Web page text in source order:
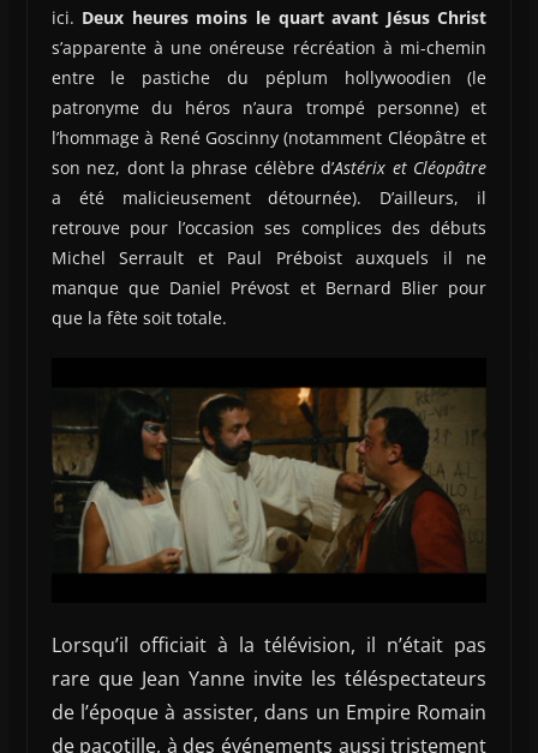
ici. Deux heures moins le quart avant Jésus Christ
s’apparente à une onéreuse récréation à mi-chemin
entre le pastiche du péplum hollywoodien (le
patronyme du héros n’aura trompé personne) et
l’hommage à René Goscinny (notamment Cléopâtre et
son nez, dont la phrase célèbre d’Astérix et Cléopâtre
a été malicieusement détournée). D’ailleurs, il
retrouve pour l’occasion ses complices des débuts
Michel Serrault et Paul Préboist auxquels il ne
manque que Daniel Prévost et Bernard Blier pour
que la fête soit totale.
Lorsqu’il officiait à la télévision, il n’était pas
rare que Jean Yanne invite les téléspectateurs
de l’époque à assister, dans un Empire Romain
de pacotille, à des événements aussi tristement